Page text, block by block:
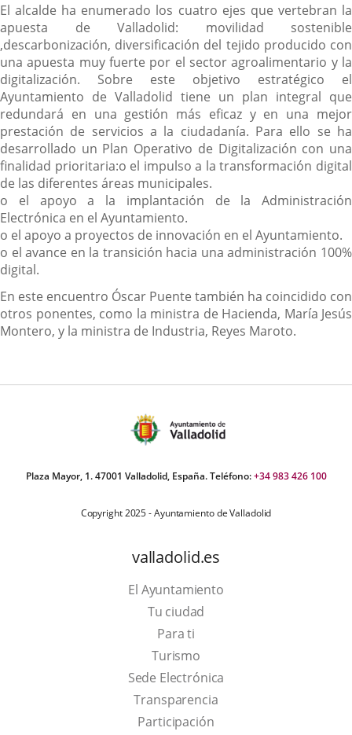
El alcalde ha enumerado los cuatro ejes que vertebran la
apuesta de Valladolid: movilidad sostenible
,descarbonización, diversificación del tejido producido con
una apuesta muy fuerte por el sector agroalimentario y la
digitalización. Sobre este objetivo estratégico el
Ayuntamiento de Valladolid tiene un plan integral que
redundará en una gestión más eficaz y en una mejor
prestación de servicios a la ciudadanía. Para ello se ha
desarrollado un Plan Operativo de Digitalización con una
finalidad prioritaria:o el impulso a la transformación digital
de las diferentes áreas municipales.
o el apoyo a la implantación de la Administración
Electrónica en el Ayuntamiento.
o el apoyo a proyectos de innovación en el Ayuntamiento.
o el avance en la transición hacia una administración 100%
digital.
En este encuentro Óscar Puente también ha coincidido con
otros ponentes, como la ministra de Hacienda, María Jesús
Montero, y la ministra de Industria, Reyes Maroto.
Plaza Mayor, 1. 47001 Valladolid, España. Teléfono:+34 983 426 100
Copyright 2025 - Ayuntamiento de Valladolid
valladolid.es
El Ayuntamiento
Tu ciudad
Para ti
TurismoThis
link
will
open
Sede Electrónica
Transparencia
Participación